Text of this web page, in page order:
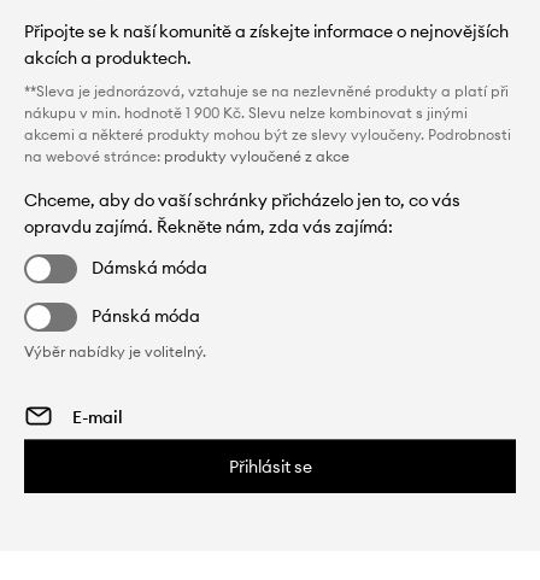
Připojte se k naší komunitě a získejte informace o nejnovějších
akcích a produktech.
**Sleva je jednorázová, vztahuje se na nezlevněné produkty a platí při
nákupu v min. hodnotě 1 900 Kč. Slevu nelze kombinovat s jinými
akcemi a některé produkty mohou být ze slevy vyloučeny. Podrobnosti
na webové stránce: produkty vyloučené z akce
Chceme, aby do vaší schránky přicházelo jen to, co vás
opravdu zajímá. Řekněte nám, zda vás zajímá:
Dámská móda
Pánská móda
Výběr nabídky je volitelný.
Přihlásit se